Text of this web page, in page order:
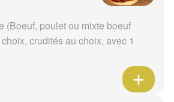
(Boeuf, poulet ou mixte boeuf
crudités au choix, avec 1